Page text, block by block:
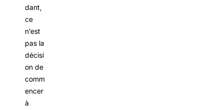
dant,
ce
n’est
pas la
décisi
on de
comm
encer
à